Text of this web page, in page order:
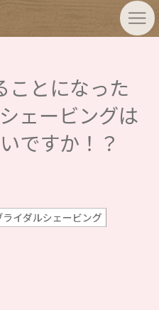
ことになった
ェービングは
ですか！？
ライダルシェービング